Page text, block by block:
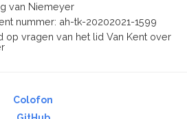
van Niemeyer
nummer: ah-tk-20202021-1599
op vragen van het lid Van Kent over
Colofon